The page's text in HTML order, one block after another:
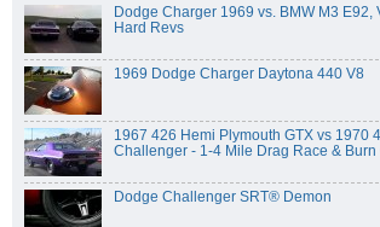
Dodge Charger 1969 vs. BMW M3 E92,
Hard Revs
1969 Dodge Charger Daytona 440 V8
1967 426 Hemi Plymouth GTX vs 1970
Challenger - 1-4 Mile Drag Race & Burn
Dodge Challenger SRT® Demon